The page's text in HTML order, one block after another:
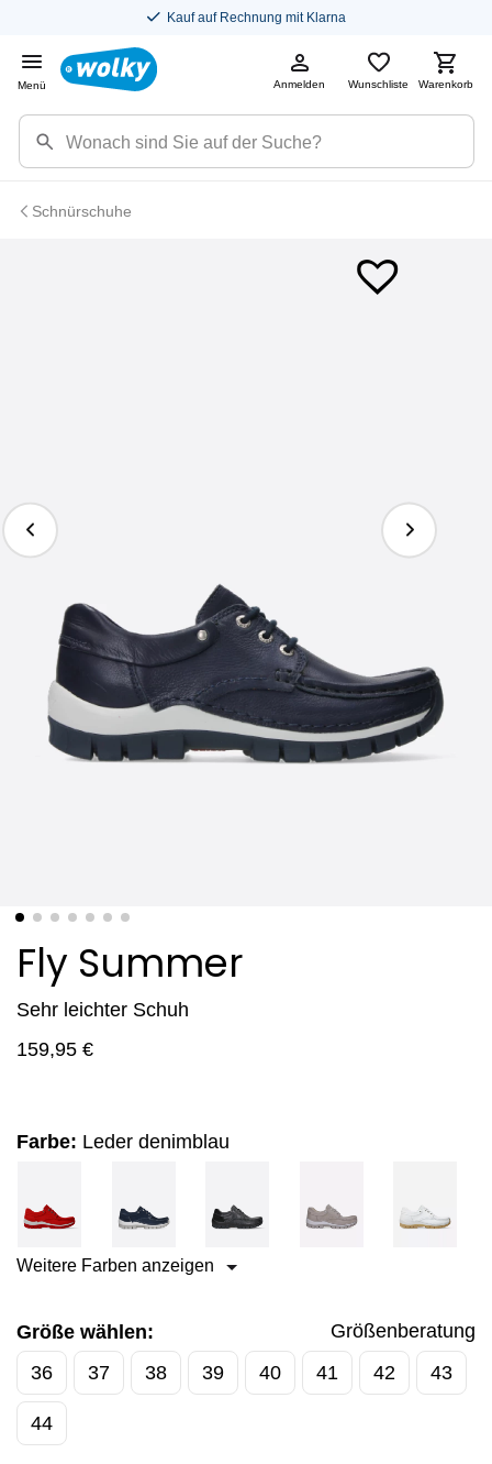
Kauf auf Rechnung mit Klarna
Menü Anmelden Wunschliste Warenkorb
Schnürschuhe
Fly Summer
Sehr leichter Schuh
159,95 €
Farbe: Leder denimblau
Weitere Farben anzeigen
Größe wählen:
Größenberatung
36
37 38 39 40 41 42 43
44